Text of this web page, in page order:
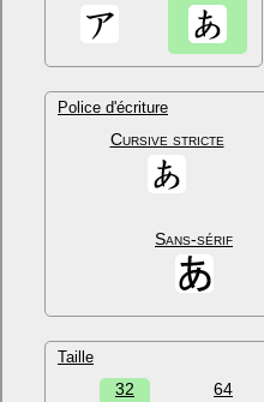
Police d'écriture
Cursive stricte
Sans-sérif
Taille
32 64